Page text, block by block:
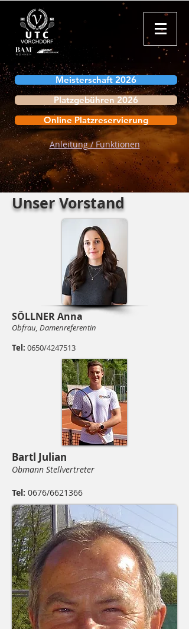
Meisterschaft 2026
Platzgebühren 2026
Online Platzreservierung
Anleitung / Funktionen
Unser Vorstand
SÖLLNER Anna
Obfrau, Damenreferentin
Tel: 0650/4247513
Bartl Julian
Obmann Stellvertreter
Tel: 0676/6621366